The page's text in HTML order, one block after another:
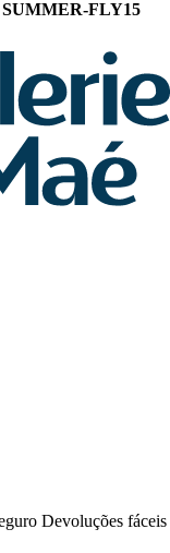
SUMMER-FLY15
Devoluções fáceis